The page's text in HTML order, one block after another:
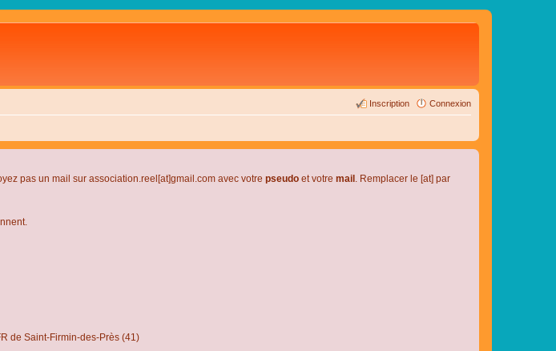
Connexion
Inscription
pas un mail sur association.reel[at]gmail.com avec votre pseudo et votre mail . Remplacer le [at] par
de Saint-Firmin-des-Près (41)